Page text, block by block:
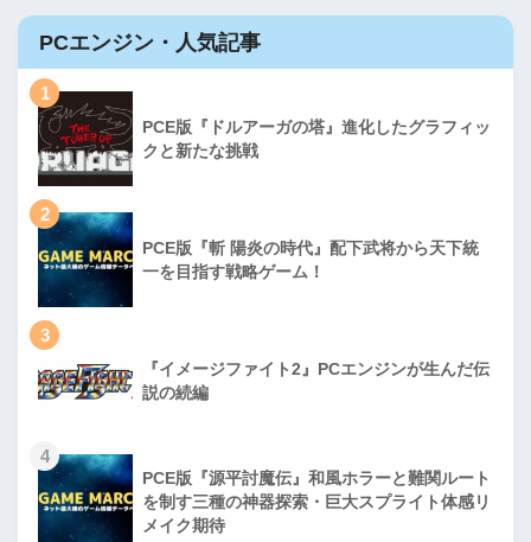
PCエンジン・人気記事
1
PCE版『ドルアーガの塔』進化したグラフィッ
クと新たな挑戦
2
PCE版『斬 陽炎の時代』配下武将から天下統
一を目指す戦略ゲーム！
3
『イメージファイト2』PCエンジンが生んだ伝
説の続編
4
PCE版『源平討魔伝』和風ホラーと難関ルート
を制す三種の神器探索・巨大スプライト体感リ
メイク期待